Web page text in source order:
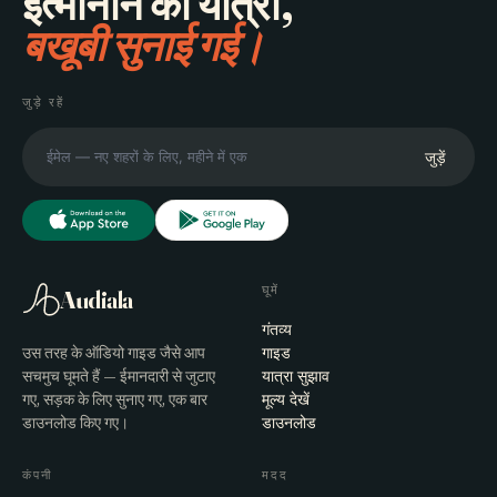
बखूबी सुनाई गई।
जुड़े रहें
जुड़ें
Audiala
उस तरह के ऑडियो गाइड जैसे आप
सचमुच घूमते हैं — ईमानदारी से जुटाए
गए, सड़क के लिए सुनाए गए, एक बार
डाउनलोड किए गए।
घूमें
गंतव्य
गाइड
यात्रा सुझाव
मूल्य देखें
डाउनलोड
कंपनी मदद